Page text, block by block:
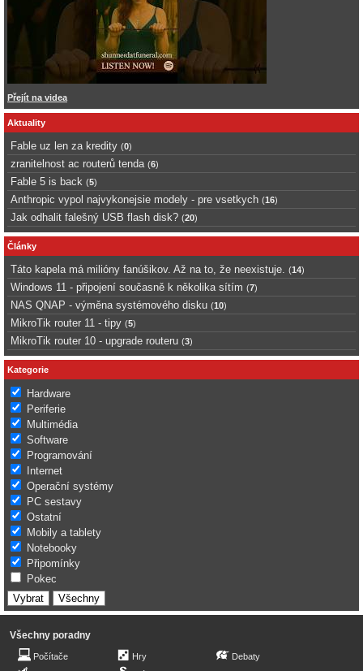
Přejít na videa
Aktuality
Fable uz len za kredity (0)
zranitelnost ac routerů tenda (6)
Fable 5 is back (5)
Anthropic vypol najvykonejsie modely - pre vsetkych (16)
Jak odhalit falešný USB flash disk? (20)
Články
Táto kapela má milióny fanúšikov. Až na to, že neexistuje. (14)
Windows 11 - připojení současně k několika sítím (7)
NAS QNAP - výměna systémového disku (10)
MikroTik router 11 - tipy (5)
MikroTik router 10 - upgrade routeru (3)
Kategorie
Hardware
Periferie
Multimédia
Software
Programování
Internet
Operační systémy
PC sestavy
Ostatní
Mobily a tablety
Notebooky
Připomínky
Pokec
Všechny poradny
Počítače
Hry
Debaty